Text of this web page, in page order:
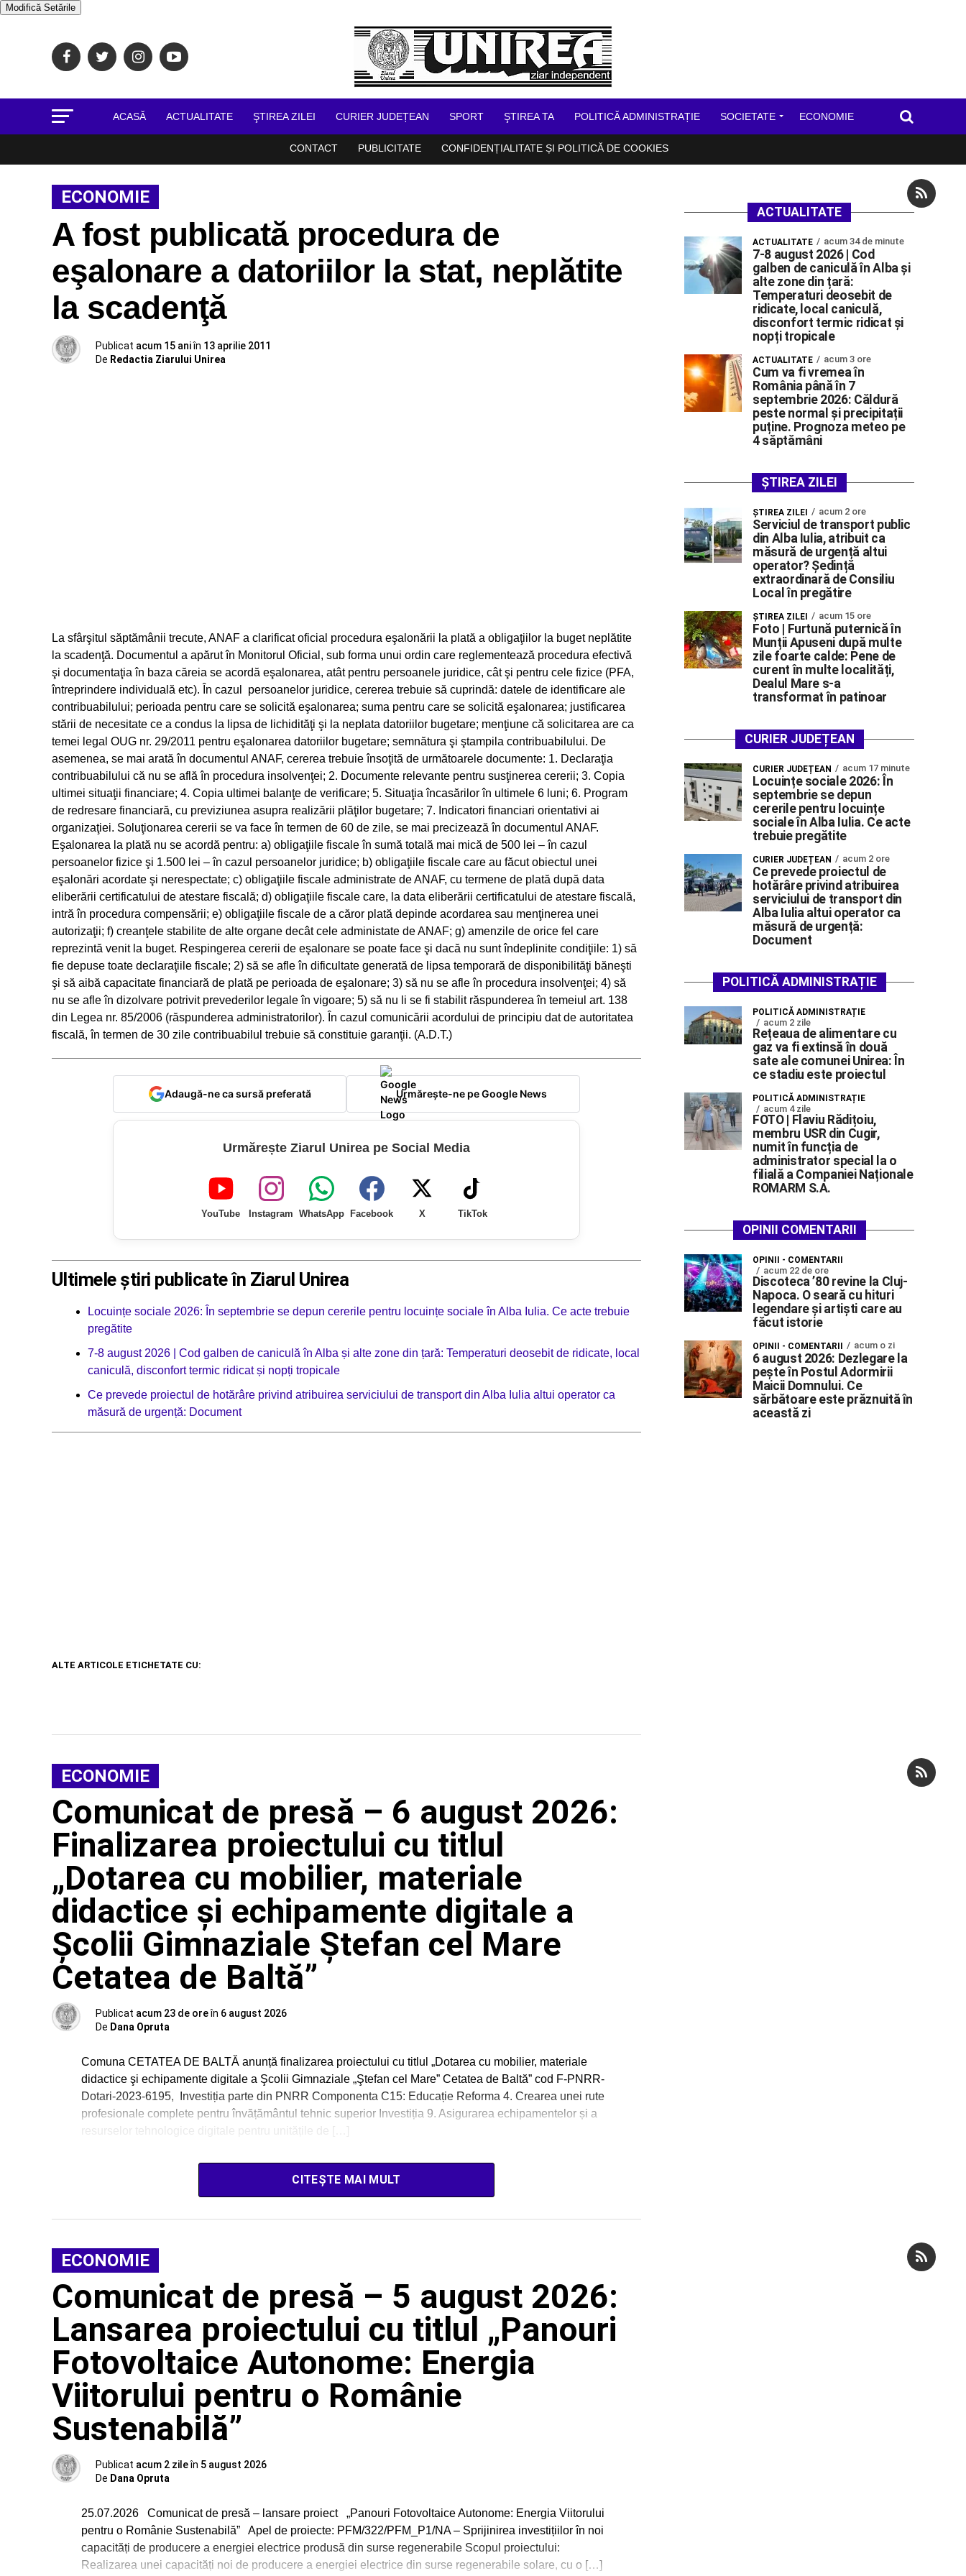
Modifică Setările
ACASĂ ACTUALITATE ŞTIREA ZILEI CURIER JUDEȚEAN SPORT ŞTIREA TA POLITICĂ ADMINISTRAȚIE SOCIETATE ECONOMIE
CONTACT PUBLICITATE CONFIDENȚIALITATE ȘI POLITICĂ DE COOKIES
ECONOMIE
A fost publicată procedura de
eşalonare a datoriilor la stat, neplătite
la scadenţă
Publicat acum 15 aniîn 13 aprilie 2011
De Redactia Ziarului Unirea
La sfârşitul săptămânii trecute, ANAF a clarificat oficial procedura eşalonării la plată a obligaţiilor la buget neplătite
la scadenţă. Documentul a apărut în Monitorul Oficial, sub forma unui ordin care reglementează procedura efectivă
şi documentaţia în baza căreia se acordă eşalonarea, atât pentru persoanele juridice, cât şi pentru cele fizice (PFA,
întreprindere individuală etc). În cazul persoanelor juridice, cererea trebuie să cuprindă: datele de identificare ale
contribuabilului; perioada pentru care se solicită eşalonarea; suma pentru care se solicită eşalonarea; justificarea
stării de necesitate ce a condus la lipsa de lichidităţi şi la neplata datoriilor bugetare; menţiune că solicitarea are ca
temei legal OUG nr. 29/2011 pentru eşalonarea datoriilor bugetare; semnătura şi ştampila contribuabilului. De
asemenea, se mai arată în documentul ANAF, cererea trebuie însoţită de următoarele documente: 1. Declaraţia
contribuabilului că nu se află în procedura insolvenţei; 2. Documente relevante pentru susţinerea cererii; 3. Copia
ultimei situaţii financiare; 4. Copia ultimei balanţe de verificare; 5. Situaţia încasărilor în ultimele 6 luni; 6. Program
de redresare financiară, cu previziunea asupra realizării plăţilor bugetare; 7. Indicatori financiari orientativi ai
organizaţiei. Soluţionarea cererii se va face în termen de 60 de zile, se mai precizează în documentul ANAF.
Eşalonarea la plată nu se acordă pentru: a) obligaţiile fiscale în sumă totală mai mică de 500 lei – în cazul
persoanelor fizice şi 1.500 lei – în cazul persoanelor juridice; b) obligaţiile fiscale care au făcut obiectul unei
eşalonări acordate şi nerespectate; c) obligaţiile fiscale administrate de ANAF, cu termene de plată după data
eliberării certificatului de atestare fiscală; d) obligaţiile fiscale care, la data eliberării certificatului de atestare fiscală,
intră în procedura compensării; e) obligaţiile fiscale de a căror plată depinde acordarea sau menţinerea unei
autorizaţii; f) creanţele stabilite de alte organe decât cele administate de ANAF; g) amenzile de orice fel care
reprezintă venit la buget. Respingerea cererii de eşalonare se poate face şi dacă nu sunt îndeplinite condiţiile: 1) să
fie depuse toate declaraţiile fiscale; 2) să se afle în dificultate generată de lipsa temporară de disponibilităţi băneşti
şi să aibă capacitate financiară de plată pe perioada de eşalonare; 3) să nu se afle în procedura insolvenţei; 4) să
nu se afle în dizolvare potrivit prevederilor legale în vigoare; 5) să nu li se fi stabilit răspunderea în temeiul art. 138
din Legea nr. 85/2006 (răspunderea administratorilor). În cazul comunicării acordului de principiu dat de autoritatea
fiscală, în termen de 30 zile contribuabilul trebuie să constituie garanţii. (A.D.T.)
Adaugă-ne ca sursă preferată Urmărește-ne pe Google News
Urmărește Ziarul Unirea pe Social Media
YouTube Instagram WhatsApp Facebook X TikTok
Ultimele știri publicate în Ziarul Unirea
Locuințe sociale 2026: În septembrie se depun cererile pentru locuințe sociale în Alba Iulia. Ce acte trebuie
pregătite
7-8 august 2026 | Cod galben de caniculă în Alba și alte zone din țară: Temperaturi deosebit de ridicate, local
caniculă, disconfort termic ridicat și nopți tropicale
Ce prevede proiectul de hotărâre privind atribuirea serviciului de transport din Alba Iulia altui operator ca
măsură de urgență: Document
ALTE ARTICOLE ETICHETATE CU:
ECONOMIE
Comunicat de presă – 6 august 2026:
Finalizarea proiectului cu titlul
„Dotarea cu mobilier, materiale
didactice şi echipamente digitale a
Şcolii Gimnaziale Ştefan cel Mare
Cetatea de Baltă”
Publicat acum 23 de oreîn 6 august 2026
De Dana Opruta
Comuna CETATEA DE BALTĂ anunță finalizarea proiectului cu titlul „Dotarea cu mobilier, materiale
didactice şi echipamente digitale a Şcolii Gimnaziale „Ştefan cel Mare” Cetatea de Baltă” cod F-PNRR-
Dotari-2023-6195, Investiția parte din PNRR Componenta C15: Educație Reforma 4. Crearea unei rute
profesionale complete pentru învățământul tehnic superior Investiția 9. Asigurarea echipamentelor și a
resurselor tehnologice digitale pentru unitățile de […]
CITEȘTE MAI MULT
ECONOMIE
Comunicat de presă – 5 august 2026:
Lansarea proiectului cu titlul „Panouri
Fotovoltaice Autonome: Energia
Viitorului pentru o Românie
Sustenabilă”
Publicat acum 2 zileîn 5 august 2026
De Dana Opruta
25.07.2026 Comunicat de presă – lansare proiect „Panouri Fotovoltaice Autonome: Energia Viitorului
pentru o Românie Sustenabilă” Apel de proiecte: PFM/322/PFM_P1/NA – Sprijinirea investițiilor în noi
capacități de producere a energiei electrice produsă din surse regenerabile Scopul proiectului:
Realizarea unei capacități noi de producere a energiei electrice din surse regenerabile solare, cu o […]
ACTUALITATE
ACTUALITATE acum 34 de minute
7-8 august 2026 | Cod
galben de caniculă în Alba și
alte zone din țară:
Temperaturi deosebit de
ridicate, local caniculă,
disconfort termic ridicat și
nopți tropicale
ACTUALITATE acum 3 ore
Cum va fi vremea în
România până în 7
septembrie 2026: Căldură
peste normal și precipitații
puține. Prognoza meteo pe
4 săptămâni
ȘTIREA ZILEI
ŞTIREA ZILEI acum 2 ore
Serviciul de transport public
din Alba Iulia, atribuit ca
măsură de urgență altui
operator? Ședință
extraordinară de Consiliu
Local în pregătire
ŞTIREA ZILEI acum 15 ore
Foto | Furtună puternică în
Munții Apuseni după multe
zile foarte calde: Pene de
curent în multe localități,
Dealul Mare s-a
transformat în patinoar
CURIER JUDEȚEAN
CURIER JUDEȚEAN acum 17 minute
Locuințe sociale 2026: În
septembrie se depun
cererile pentru locuințe
sociale în Alba Iulia. Ce acte
trebuie pregătite
CURIER JUDEȚEAN acum 2 ore
Ce prevede proiectul de
hotărâre privind atribuirea
serviciului de transport din
Alba Iulia altui operator ca
măsură de urgență:
Document
POLITICĂ ADMINISTRAȚIE
POLITICĂ ADMINISTRAȚIE
acum 2 zile
Rețeaua de alimentare cu
gaz va fi extinsă în două
sate ale comunei Unirea: În
ce stadiu este proiectul
POLITICĂ ADMINISTRAȚIE
acum 4 zile
FOTO | Flaviu Rădițoiu,
membru USR din Cugir,
numit în funcția de
administrator special la o
filială a Companiei Naționale
ROMARM S.A.
OPINII COMENTARII
OPINII - COMENTARII
acum 22 de ore
Discoteca ’80 revine la Cluj-
Napoca. O seară cu hituri
legendare și artiști care au
făcut istorie
OPINII - COMENTARII acum o zi
6 august 2026: Dezlegare la
pește în Postul Adormirii
Maicii Domnului. Ce
sărbătoare este prăznuită în
această zi